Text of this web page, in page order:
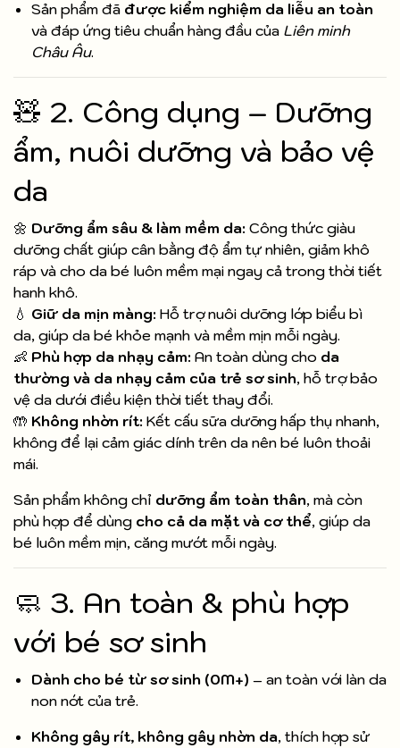
Sản phẩm đã được kiểm nghiệm da liễu an toàn
và đáp ứng tiêu chuẩn hàng đầu của Liên minh
Châu Âu.
🧸 2. Công dụng – Dưỡng
ẩm, nuôi dưỡng và bảo vệ
da
🌼 Dưỡng ẩm sâu & làm mềm da: Công thức giàu
dưỡng chất giúp cân bằng độ ẩm tự nhiên, giảm khô
ráp và cho da bé luôn mềm mại ngay cả trong thời tiết
hanh khô.
💧 Giữ da mịn màng: Hỗ trợ nuôi dưỡng lớp biểu bì
da, giúp da bé khỏe mạnh và mềm mịn mỗi ngày.
👶 Phù hợp da nhạy cảm: An toàn dùng cho da
thường và da nhạy cảm của trẻ sơ sinh, hỗ trợ bảo
vệ da dưới điều kiện thời tiết thay đổi.
🤲 Không nhờn rít: Kết cấu sữa dưỡng hấp thụ nhanh,
không để lại cảm giác dính trên da nên bé luôn thoải
mái.
Sản phẩm không chỉ dưỡng ẩm toàn thân, mà còn
phù hợp để dùng cho cả da mặt và cơ thể, giúp da
bé luôn mềm mịn, căng mướt mỗi ngày.
🧼 3. An toàn & phù hợp
với bé sơ sinh
Dành cho bé từ sơ sinh (0M+) – an toàn với làn da
non nớt của trẻ.
Không gây rít, không gây nhờn da, thích hợp sử